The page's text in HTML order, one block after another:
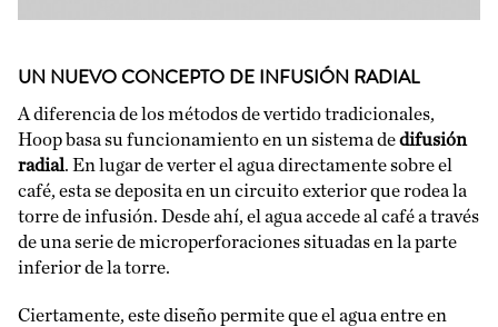
UN NUEVO CONCEPTO DE INFUSIÓN RADIAL
A diferencia de los métodos de vertido tradicionales,
Hoop basa su funcionamiento en un sistema dedifusión
radial. En lugar de verter el agua directamente sobre el
café, esta se deposita en un circuito exterior que rodea la
torre de infusión. Desde ahí, el agua accede al café a través
de una serie de microperforaciones situadas en la parte
inferior de la torre.
Ciertamente, este diseño permite que el agua entre en